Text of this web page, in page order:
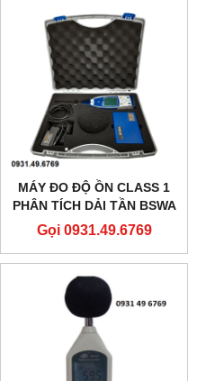
MÁY ĐO ĐỘ ỒN CLASS 1
PHÂN TÍCH DẢI TẦN BSWA
308
Gọi 0931.49.6769